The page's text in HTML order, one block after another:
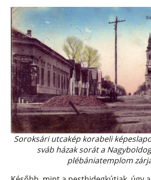
Soroksári utcakép korabeli
sváb házak sorát a
plébániatemplom